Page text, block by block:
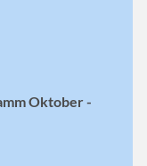
Oktober -